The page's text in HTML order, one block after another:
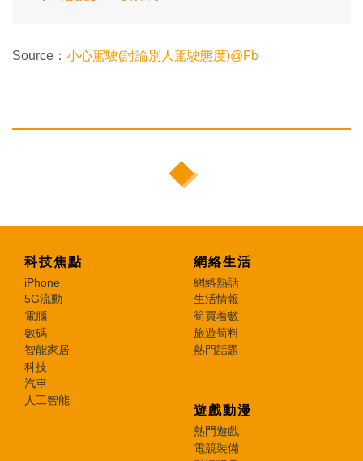
Source： 小心駕駛(討論別人駕駛態度)@Fb
科技焦點
iPhone
5G流動
電腦
數碼
智能家居
科技
汽車
人工智能
網絡生活
網絡熱話
生活情報
筍買着數
旅遊筍料
熱門話題
遊戲動漫
熱門遊戲
電競裝備